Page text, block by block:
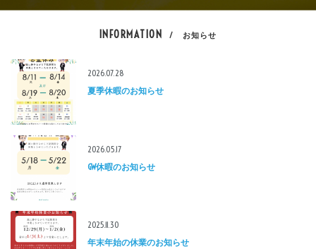
INFORMATION / お知らせ
2026.07.28
夏季休暇のお知らせ
2026.05.17
GW休暇のお知らせ
2025.11.30
年末年始の休業のお知らせ